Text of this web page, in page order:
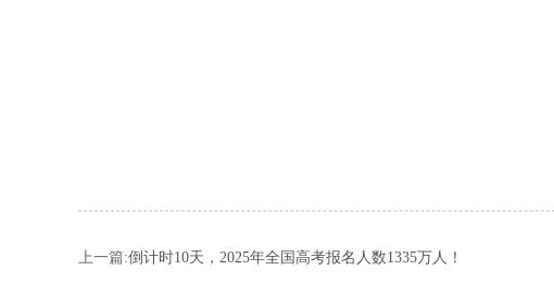
上一篇:倒计时10天，2025年全国高考报名人数1335万人！